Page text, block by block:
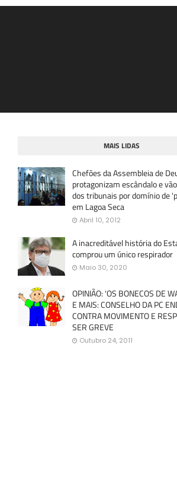
MAIS LIDAS
Chefões da Assembleia de
protagonizam escândalo e
dos tribunais por domínio de
em Lagoa Seca
Abril 10, 2012
A inacreditável história do
comprou um único respirador
Maio 30, 2020
OPINIÃO: 'OS BONECOS DE
E MAIS: CONSELHO DA PC
CONTRA MOVIMENTO E
SER GREVE
Outubro 24, 2011